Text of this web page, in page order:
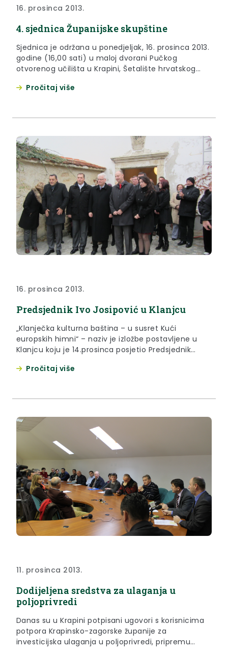
16. prosinca 2013.
4. sjednica Županijske skupštine
Sjednica je održana u ponedjeljak, 16. prosinca 2013.
godine (16,00 sati) u maloj dvorani Pučkog
otvorenog učilišta u Krapini, Šetalište hrvatskog
Pročitaj više
16. prosinca 2013.
Predsjednik Ivo Josipović u Klanjcu
„Klanječka kulturna baština – u susret Kući
europskih himni“ – naziv je izložbe postavljene u
Klanjcu koju je 14.prosinca posjetio Predsjednik
Pročitaj više
11. prosinca 2013.
Dodijeljena sredstva za ulaganja u
poljoprivredi
Danas su u Krapini potpisani ugovori s korisnicima
potpora Krapinsko-zagorske županije za
investicijska ulaganja u poljoprivredi, pripremu